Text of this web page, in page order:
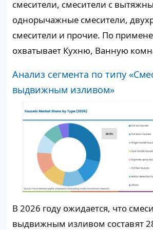
смесители, смесители с
однорычажные смесители,
смесители и прочие. По
охватывает Кухню, Ванную
Анализ сегмента по типу
выдвижным изливом»
В 2026 году ожидается, что
выдвижным изливом составят